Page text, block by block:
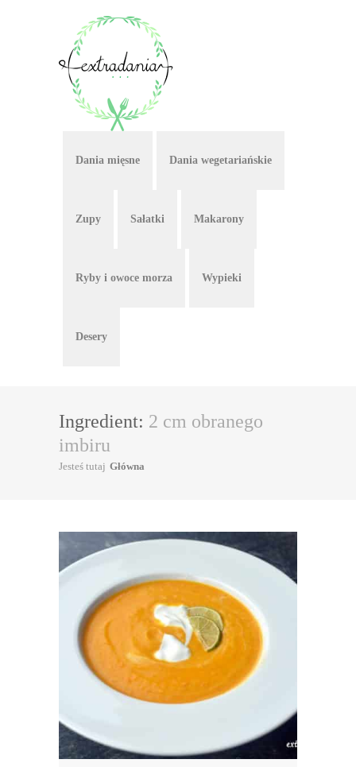
Dania mięsne Dania wegetariańskie
Zupy Sałatki Makarony
Ryby i owoce morza Wypieki
Desery
Ingredient: 2 cm obranego
imbiru
Jesteś tutaj Główna